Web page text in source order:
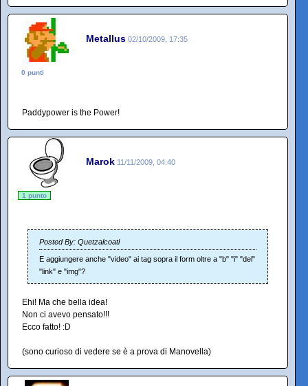
Metallus 02/10/2009, 17:35
0 punti
Paddypower is the Power!
Marok 11/11/2009, 04:40
1 punto
Posted By: Quetzalcoatl
E aggiungere anche "video" ai tag sopra il form oltre a "b" "i" "del"
"link" e "img"?
Ehi! Ma che bella idea!
Non ci avevo pensato!!!
Ecco fatto! :D
(sono curioso di vedere se è a prova di Manovella)